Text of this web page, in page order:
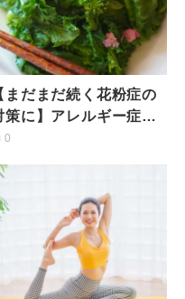
まだまだ続く花粉症の
策に】アレルギー症状
軽減！3分でできる「菜
0